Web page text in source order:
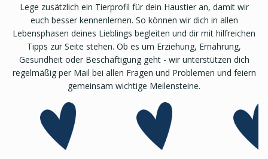
Lege zusätzlich ein Tierprofil für dein Haustier an, damit wir
euch besser kennenlernen. So können wir dich in allen
Lebensphasen deines Lieblings begleiten und dir mit hilfreichen
Tipps zur Seite stehen. Ob es um Erziehung, Ernährung,
Gesundheit oder Beschäftigung geht - wir unterstützen dich
regelmäßig per Mail bei allen Fragen und Problemen und feiern
gemeinsam wichtige Meilensteine.